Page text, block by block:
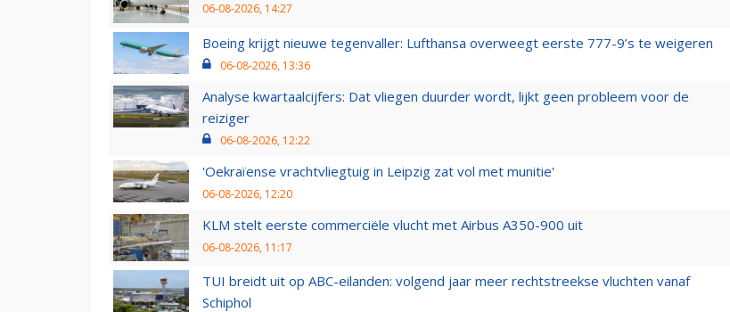
06-08-2026, 14:27
Boeing krijgt nieuwe tegenvaller: Lufthansa overweegt eerste 777-9’s te weigeren
06-08-2026, 13:36
Analyse kwartaalcijfers: Dat vliegen duurder wordt, lijkt geen probleem voor de
reiziger
06-08-2026, 12:22
'Oekraïense vrachtvliegtuig in Leipzig zat vol met munitie'
06-08-2026, 12:20
KLM stelt eerste commerciële vlucht met Airbus A350-900 uit
06-08-2026, 11:17
TUI breidt uit op ABC-eilanden: volgend jaar meer rechtstreekse vluchten vanaf
Schiphol